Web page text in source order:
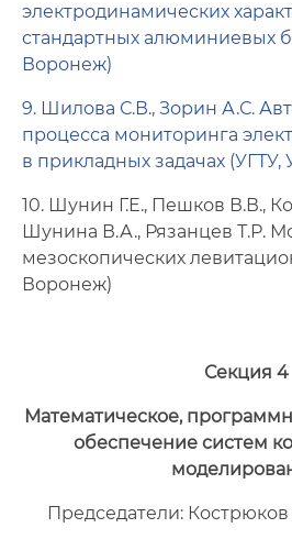
электродинамических
стандартных алюминиевых
Воронеж)
9. Шилова С.В., Зорин А.С.
процесса мониторинга
в прикладных задачах (УГТУ,
10. Шунин Г.Е., Пешков В.В.,
Шунина В.А., Рязанцев Т.Р.
мезоскопических
Воронеж)
Секция 4
Математическое,
обеспечение систем
Председатели: